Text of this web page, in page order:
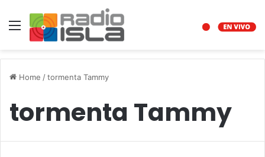
Menu
Home /tormenta Tammy
tormenta Tammy